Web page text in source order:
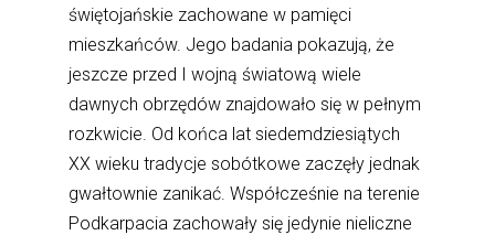
świętojańskie zachowane w pamięci
mieszkańców. Jego badania pokazują, że
jeszcze przed I wojną światową wiele
dawnych obrzędów znajdowało się w pełnym
rozkwicie. Od końca lat siedemdziesiątych
XX wieku tradycje sobótkowe zaczęły jednak
gwałtownie zanikać. Współcześnie na terenie
Podkarpacia zachowały się jedynie nieliczne